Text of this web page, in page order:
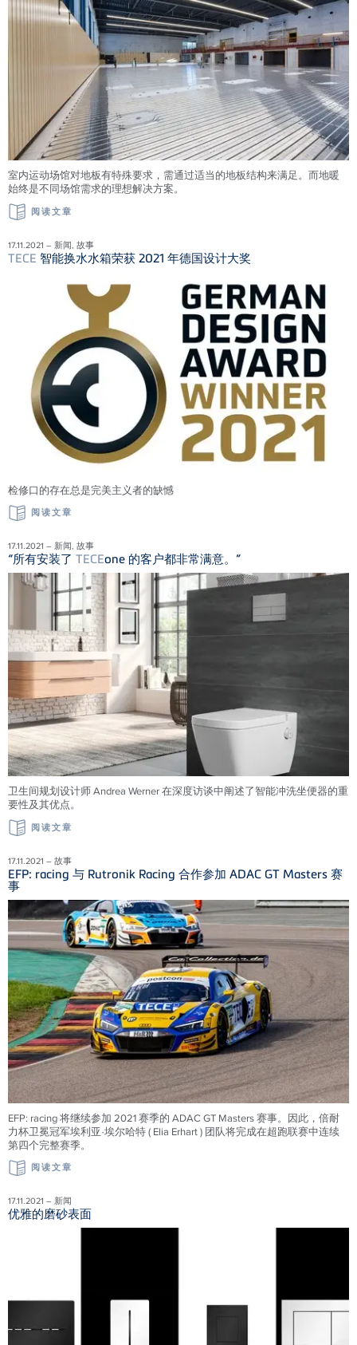
室内运动场馆对地板有特殊要求，需通过适当的地板结构来满足。而地暖
始终是不同场馆需求的理想解决方案。
阅读文章
17.11.2021 – 新闻, 故事
TECE 智能换水水箱荣获 2021 年德国设计大奖
检修口的存在总是完美主义者的缺憾
阅读文章
17.11.2021 – 新闻, 故事
“所有安装了 TECEone 的客户都非常满意。”
卫生间规划设计师 Andrea Werner 在深度访谈中阐述了智能冲洗坐便器的重
要性及其优点。
阅读文章
17.11.2021 – 故事
EFP: racing 与 Rutronik Racing 合作参加 ADAC GT Masters 赛
事
EFP: racing 将继续参加 2021 赛季的 ADAC GT Masters 赛事。因此，倍耐
力杯卫冕冠军埃利亚·埃尔哈特 ( Elia Erhart ) 团队将完成在超跑联赛中连续
第四个完整赛季。
阅读文章
17.11.2021 – 新闻
优雅的磨砂表面